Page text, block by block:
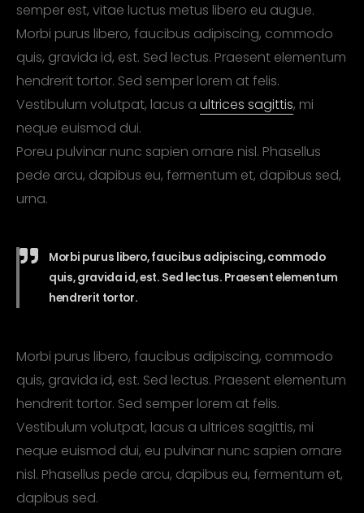
semper est, vitae luctus metus libero eu augue.
Morbi purus libero, faucibus adipiscing, commodo
quis, gravida id, est. Sed lectus. Praesent elementum
hendrerit tortor. Sed semper lorem at felis.
Vestibulum volutpat, lacus a ultrices sagittis, mi
neque euismod dui.
Poreu pulvinar nunc sapien ornare nisl. Phasellus
pede arcu, dapibus eu, fermentum et, dapibus sed,
urna.
Morbi purus libero, faucibus adipiscing, commodo
quis, gravida id, est. Sed lectus. Praesent elementum
hendrerit tortor.
Morbi purus libero, faucibus adipiscing, commodo
quis, gravida id, est. Sed lectus. Praesent elementum
hendrerit tortor. Sed semper lorem at felis.
Vestibulum volutpat, lacus a ultrices sagittis, mi
neque euismod dui, eu pulvinar nunc sapien ornare
nisl. Phasellus pede arcu, dapibus eu, fermentum et,
dapibus sed.